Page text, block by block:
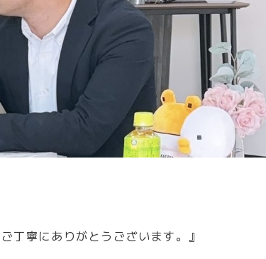
丁寧にありがとうございます。』